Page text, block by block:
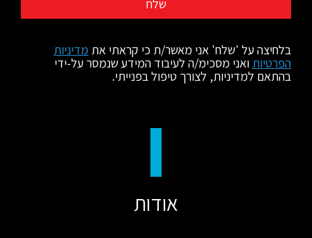
בלחיצה על 'שלח' אני מאשר/ת כי קראתי את מדיניות
הפרטיות ואני מסכימ/ה לעיבוד המידע שנמסר על-ידי
בהתאם למדיניות, לצורך טיפול בפנייתי.
אודות